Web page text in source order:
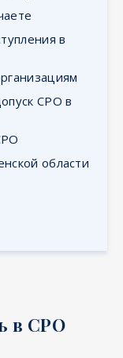
в
СРО в
области
в СРО